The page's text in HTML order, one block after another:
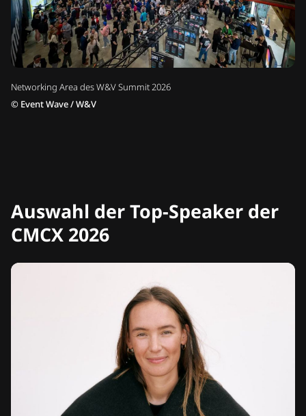
Networking Area des W&V Summit 2026
© Event Wave / W&V
Auswahl der Top-Speaker der
CMCX 2026